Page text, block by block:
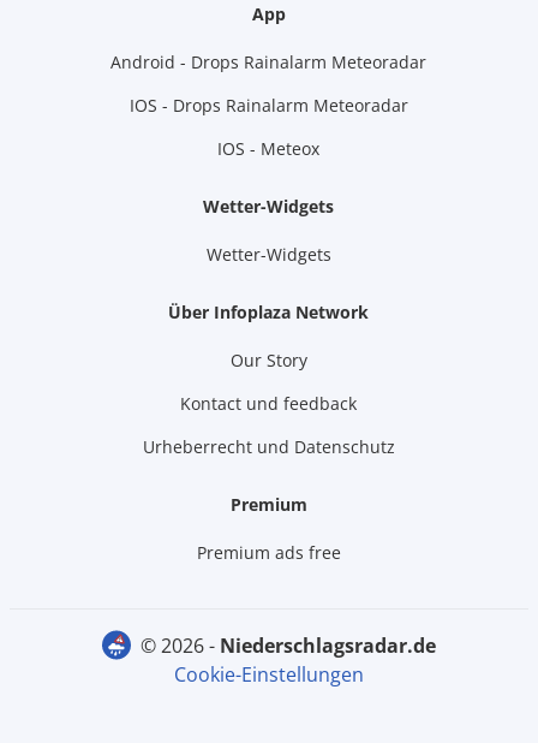
App
Android - Drops Rainalarm Meteoradar
IOS - Drops Rainalarm Meteoradar
IOS - Meteox
Wetter-Widgets
Wetter-Widgets
Über Infoplaza Network
Our Story
Kontact und feedback
Urheberrecht und Datenschutz
Premium
Premium ads free
© 2026 -
niederschlagsradar.de
Cookie-Einstellungen